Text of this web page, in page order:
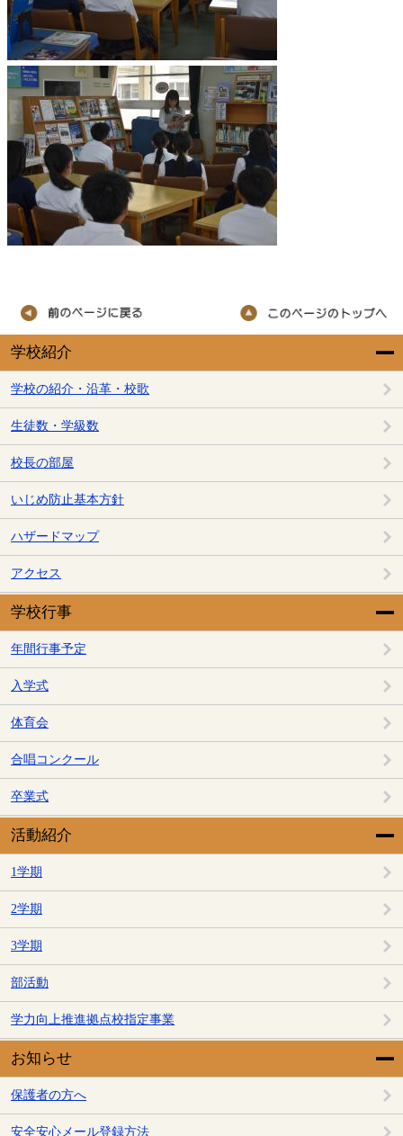
学校紹介
学校の紹介・沿革・校歌
生徒数・学級数
校長の部屋
いじめ防止基本方針
ハザードマップ
アクセス
学校行事
年間行事予定
入学式
体育会
合唱コンクール
卒業式
活動紹介
1学期
2学期
3学期
部活動
学力向上推進拠点校指定事業
お知らせ
保護者の方へ
安全安心メール登録方法